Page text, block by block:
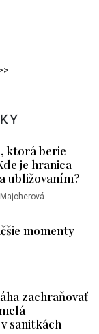
ktorá berie
je hranica
ubližovaním?
momenty
zachraňovať
sanitkách